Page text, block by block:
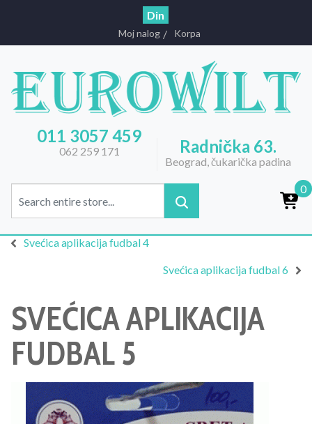
Din
Moj nalog Korpa
011 3057 459
062 259 171 Radnička 63.
Beograd, čukarička padina
0
Svećica aplikacija fudbal 4
Svećica aplikacija fudbal 6
SVEĆICA APLIKACIJA
FUDBAL 5